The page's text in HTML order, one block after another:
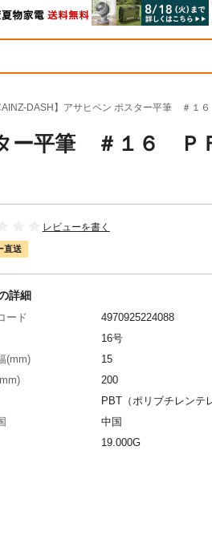
DASH】アサヒペン ポスター平筆 ＃１
ター平筆 ＃１６
レビューを書く
直送
詳細
ード
4970925224088
16号
(mm)
15
200
PBT（ポリブチレンテ
中国
19.000G